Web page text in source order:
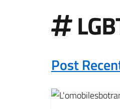
Post